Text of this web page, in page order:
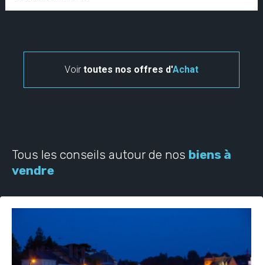
Voir toutes nos offres d'Achat
Tous les conseils autour de nos biens à
vendre